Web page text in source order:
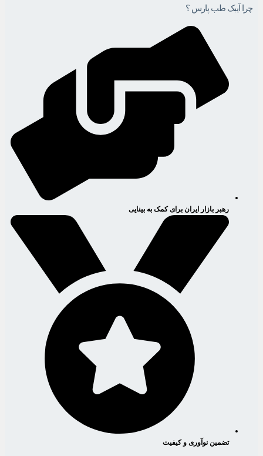
چرا آیبک طب پارس ؟
رهبر بازار ایران برای کمک به بینایی
تضمین نوآوری و کیفیت